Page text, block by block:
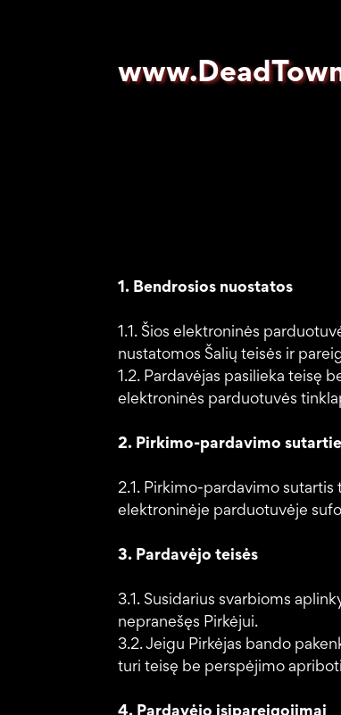
1. Bendrosios nuostatos
1.1. Šios elektroninės
nustatomos Šalių teisės ir
1.2. Pardavėjas pasilieka teisę
elektroninės parduotuvės
2. Pirkimo-pardavimo
2.1. Pirkimo-pardavimo sutartis
elektroninėje parduotuvėje
3. Pardavėjo teisės
3.1. Susidarius svarbioms
nepranešęs Pirkėjui.
3.2. Jeigu Pirkėjas bando
turi teisę be perspėjimo